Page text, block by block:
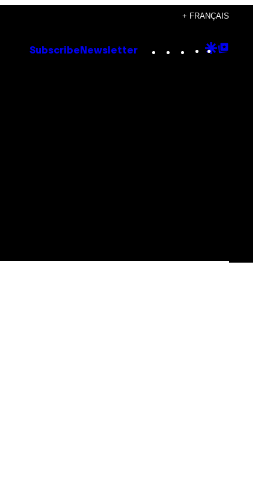
+ FRANÇAIS
Subscribe Newsletter Instagram
TikTok
YouTube
Google